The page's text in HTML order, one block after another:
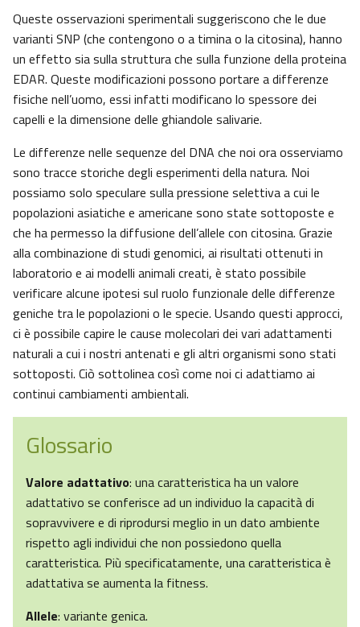
Queste osservazioni sperimentali suggeriscono che le due
varianti SNP (che contengono o a timina o la citosina), hanno
un effetto sia sulla struttura che sulla funzione della proteina
EDAR. Queste modificazioni possono portare a differenze
fisiche nell’uomo, essi infatti modificano lo spessore dei
capelli e la dimensione delle ghiandole salivarie.
Le differenze nelle sequenze del DNA che noi ora osserviamo
sono tracce storiche degli esperimenti della natura. Noi
possiamo solo speculare sulla pressione selettiva a cui le
popolazioni asiatiche e americane sono state sottoposte e
che ha permesso la diffusione dell’allele con citosina. Grazie
alla combinazione di studi genomici, ai risultati ottenuti in
laboratorio e ai modelli animali creati, è stato possibile
verificare alcune ipotesi sul ruolo funzionale delle differenze
geniche tra le popolazioni o le specie. Usando questi approcci,
ci è possibile capire le cause molecolari dei vari adattamenti
naturali a cui i nostri antenati e gli altri organismi sono stati
sottoposti. Ciò sottolinea così come noi ci adattiamo ai
continui cambiamenti ambientali.
Glossario
Valore adattativo: una caratteristica ha un valore
adattativo se conferisce ad un individuo la capacità di
sopravvivere e di riprodursi meglio in un dato ambiente
rispetto agli individui che non possiedono quella
caratteristica. Più specificatamente, una caratteristica è
adattativa se aumenta la fitness.
Allele: variante genica.